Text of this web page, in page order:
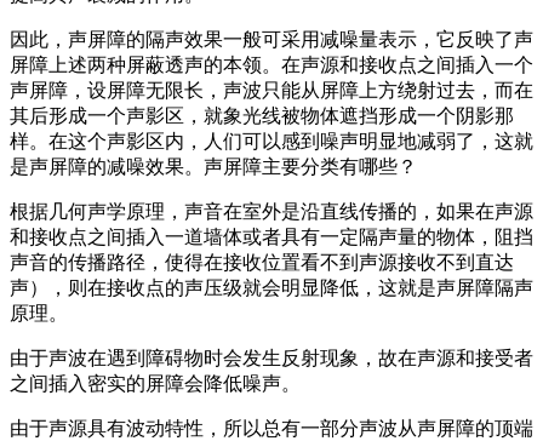
因此，声屏障的隔声效果一般可采用减噪量表示，它反映了声
屏障上述两种屏蔽透声的本领。在声源和接收点之间插入一个
声屏障，设屏障无限长，声波只能从屏障上方绕射过去，而在
其后形成一个声影区，就象光线被物体遮挡形成一个阴影那
样。在这个声影区内，人们可以感到噪声明显地减弱了，这就
是声屏障的减噪效果。声屏障主要分类有哪些？
根据几何声学原理，声音在室外是沿直线传播的，如果在声源
和接收点之间插入一道墙体或者具有一定隔声量的物体，阻挡
声音的传播路径，使得在接收位置看不到声源接收不到直达
声），则在接收点的声压级就会明显降低，这就是声屏障隔声
原理。
由于声波在遇到障碍物时会发生反射现象，故在声源和接受者
之间插入密实的屏障会降低噪声。
由于声源具有波动特性，所以总有一部分声波从声屏障的顶端